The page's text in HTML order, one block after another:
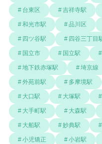
台東区 吉祥寺駅
和光市駅 品川区
四ツ谷駅 四谷三丁目
国立市 国立駅
地下鉄赤塚駅 埼京線
外苑前駅 多摩境駅
大口駅 大塚駅
大手町駅 大森駅
大船駅 妙典駅
小児矯正 小岩駅